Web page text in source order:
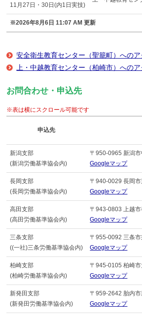
11月27日・30日(内1日実技)
※2026年8月6日 11:07 AM 更新
安全衛生教育センター（聖籠町）への
上・中越教育センター（柏崎市）への
お問合わせ・申込先
※表は横にスクロール可能です
申込先
新潟支部
(新潟労働基準協会内)
〒950-0965 新潟
Googleマップ
長岡支部
(長岡労働基準協会内)
〒940-0029 長岡
Googleマップ
高田支部
(高田労働基準協会内)
〒943-0803 上越
Googleマップ
三条支部
((一社)三条労働基準協会内)
〒955-0092 三条
Googleマップ
柏崎支部
(柏崎労働基準協会内)
〒945-0105 柏崎
Googleマップ
新発田支部
(新発田労働基準協会内)
〒959-2642 胎内
Googleマップ